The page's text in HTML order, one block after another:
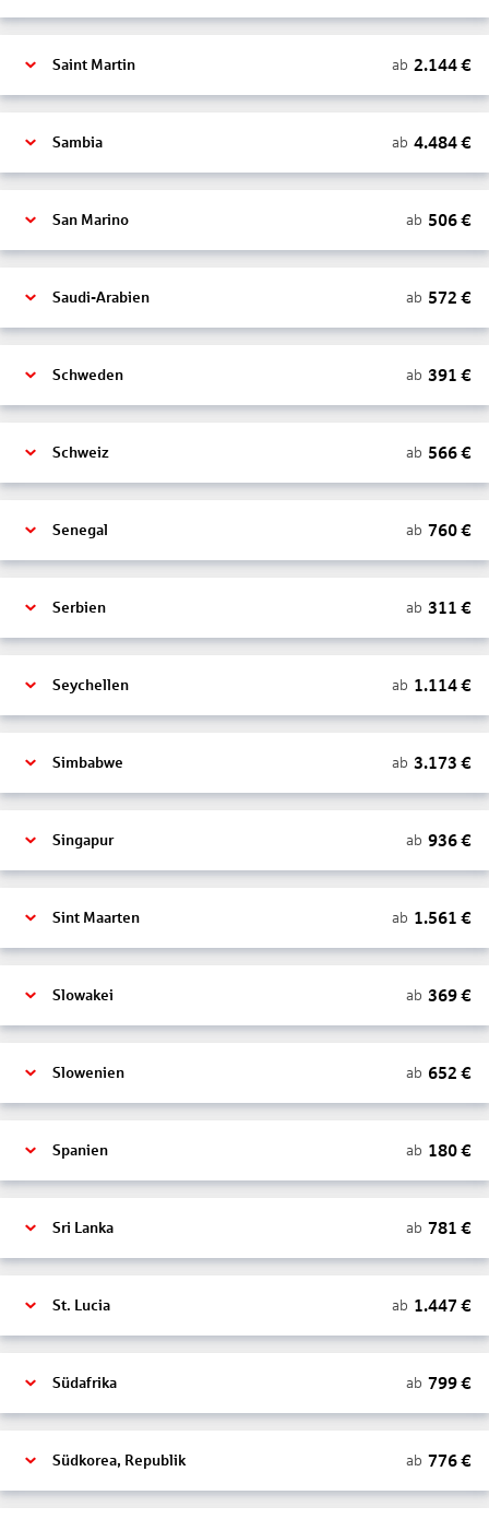
Saint Martin ab 2.144€
Sambia ab 4.484€
San Marino ab 506€
Saudi-Arabien ab 572 €
Schweden ab 391 €
Schweiz ab 566€
Senegal ab 760€
Serbien ab 311 €
Seychellen ab 1.114€
Simbabwe ab 3.173 €
Singapur ab 936€
Sint Maarten ab 1.561 €
Slowakei ab 369€
Slowenien ab 652 €
Spanien ab 180€
Sri Lanka ab 781 €
St. Lucia ab 1.447 €
Südafrika ab 799€
Südkorea, Republik ab 776€